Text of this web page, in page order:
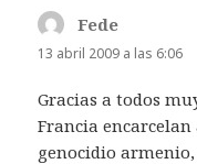
Fede
13 abril 2009 a las 6:06
Gracias a todos
Francia encarcelan
genocidio